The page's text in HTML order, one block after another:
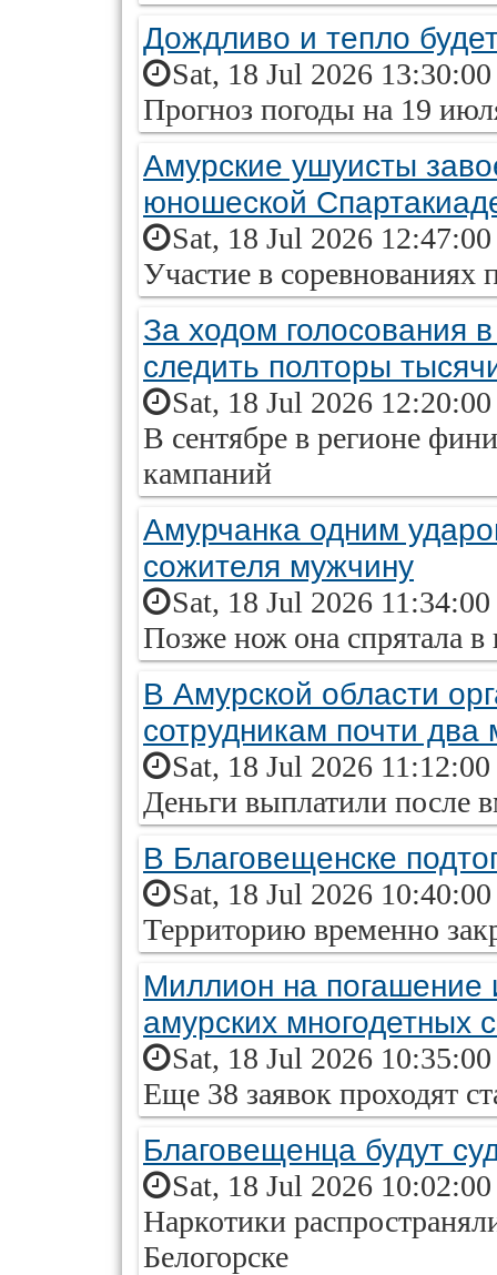
Дождливо и тепло
Sat, 18 Jul 2026
Прогноз погоды на 19
Амурские ушуисты
юношеской
Sat, 18 Jul 2026
Участие в
За ходом голосования
следить полторы
Sat, 18 Jul 2026
В сентябре в регионе
кампаний
Амурчанка одним
сожителя мужчину
Sat, 18 Jul 2026
Позже нож она спрятала в
В Амурской области
сотрудникам почти два
Sat, 18 Jul 2026
Деньги выплатили после
В Благовещенске
Sat, 18 Jul 2026
Территорию временно
Миллион на погашение
амурских многодетных
Sat, 18 Jul 2026
Еще 38 заявок проходят
Благовещенца будут
Sat, 18 Jul 2026
Наркотики
Белогорске